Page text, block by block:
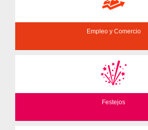
Empleo y Comercio
Festejos